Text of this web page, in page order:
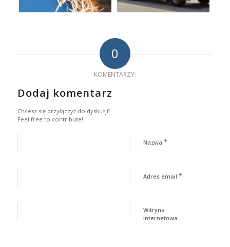
0
KOMENTARZY:
Dodaj komentarz
Chcesz się przyłączyć do dyskusji?
Feel free to contribute!
Nazwa *
Adres email *
Witryna
internetowa